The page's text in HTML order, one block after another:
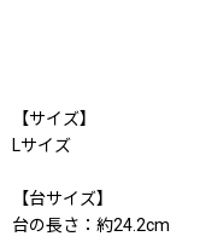
【サイズ】
Lサイズ
【台サイズ】
台の長さ：約24.2cm